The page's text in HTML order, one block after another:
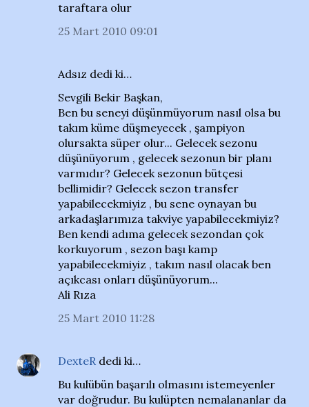
taraftara olur
25 Mart 2010 09:01
Adsız dedi ki…
Sevgili Bekir Başkan,
Ben bu seneyi düşünmüyorum nasıl olsa bu
takım küme düşmeyecek , şampiyon
olursakta süper olur... Gelecek sezonu
düşünüyorum , gelecek sezonun bir planı
varmıdır? Gelecek sezonun bütçesi
bellimidir? Gelecek sezon transfer
yapabilecekmiyiz , bu sene oynayan bu
arkadaşlarımıza takviye yapabilecekmiyiz?
Ben kendi adıma gelecek sezondan çok
korkuyorum , sezon başı kamp
yapabilecekmiyiz , takım nasıl olacak ben
açıkcası onları düşünüyorum...
Ali Rıza
25 Mart 2010 11:28
DexteR dedi ki…
Bu kulübün başarılı olmasını istemeyenler
var doğrudur. Bu kulüpten nemalananlar da